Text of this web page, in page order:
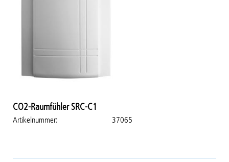
CO2-Raumfühler SRC-C1
Artikelnummer 37065